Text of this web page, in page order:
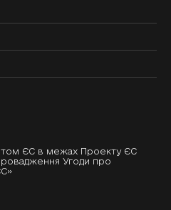
ЄС в межах Проекту ЄС
Угоди про